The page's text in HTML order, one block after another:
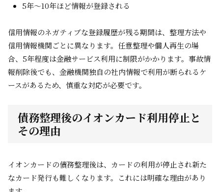
5年～10年ほど情報が登録される
信用情報のネガティブな登録履歴が残る期間は、整理方法や
信用情報機関ごとに異なります。任意整理や個人再生の場
合、5年程度は金融サービス利用に制限がかかります。事故情
報削除後でも、金融機関独自の社内情報で利用が断られるケ
ースがあるため、慎重な対応が必要です。
債務整理後のイオンカード利用停止と
その理由
イオンカードの債務整理後は、カードの利用が停止され新た
なカード発行も難しくなります。これには明確な理由があり